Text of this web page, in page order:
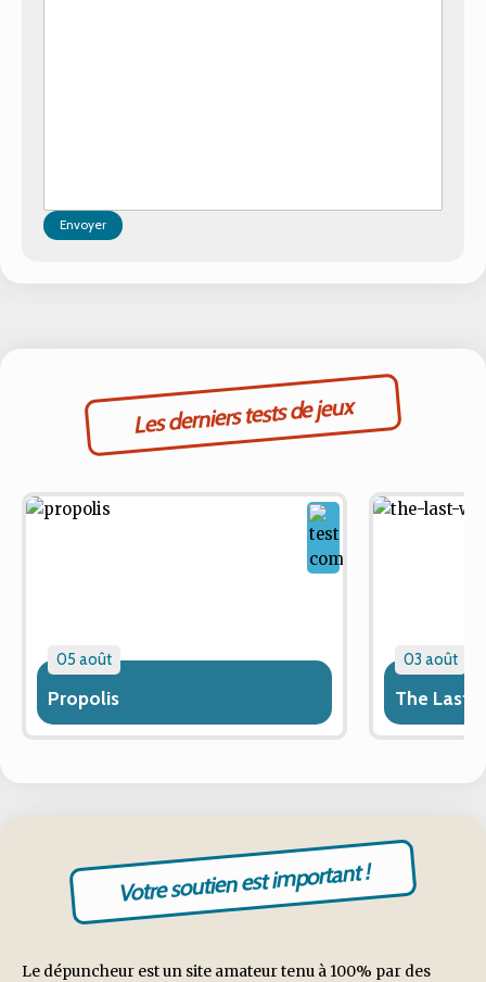
Envoyer
Les derniers tests de jeux
05 août
Propolis
03 août
The Last
Votre soutien est important !
Le dépuncheur est un site amateur tenu à 100% par des